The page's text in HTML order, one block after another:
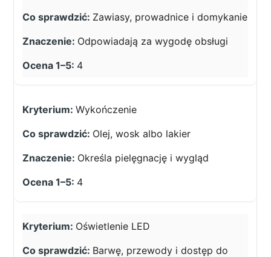
Zawiasy, prowadnice i domykanie
Odpowiadają za wygodę obsługi
4
Wykończenie
Olej, wosk albo lakier
Określa pielęgnację i wygląd
4
Oświetlenie LED
Barwę, przewody i dostęp do